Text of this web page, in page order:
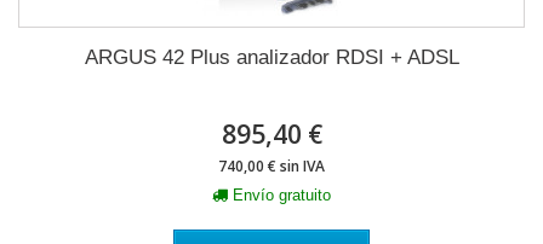
ARGUS 42 Plus analizador RDSI + ADSL
895,40 €
740,00 € sin IVA
Envío gratuito